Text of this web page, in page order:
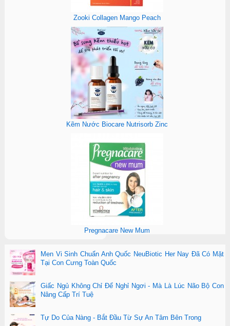
Zooki Collagen Mango Peach
Kẽm Nước Biocare Nutrisorb Zinc
Pregnacare New Mum
Men Vi Sinh Chuẩn Anh Quốc NeuBiotic Her Nay Đã Có Mặt
Tại Con Cưng Toàn Quốc
Giấc Ngủ Không Chỉ Để Nghỉ Ngơi - Mà Là Lúc Não Bộ Con
Nâng Cấp Trí Tuệ
Tự Do Của Nàng - Bắt Đầu Từ Sự An Tâm Bên Trong